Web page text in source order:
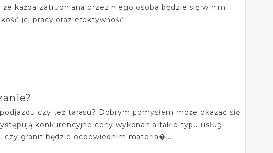
każda zatrudniana przez niego osoba będzie się w nim
jej pracy oraz efektywność....
czy też tarasu? Dobrym pomysłem może okazać się
konkurencyjne ceny wykonania takie typu usługi.
czy granit będzie odpowiednim materia�...